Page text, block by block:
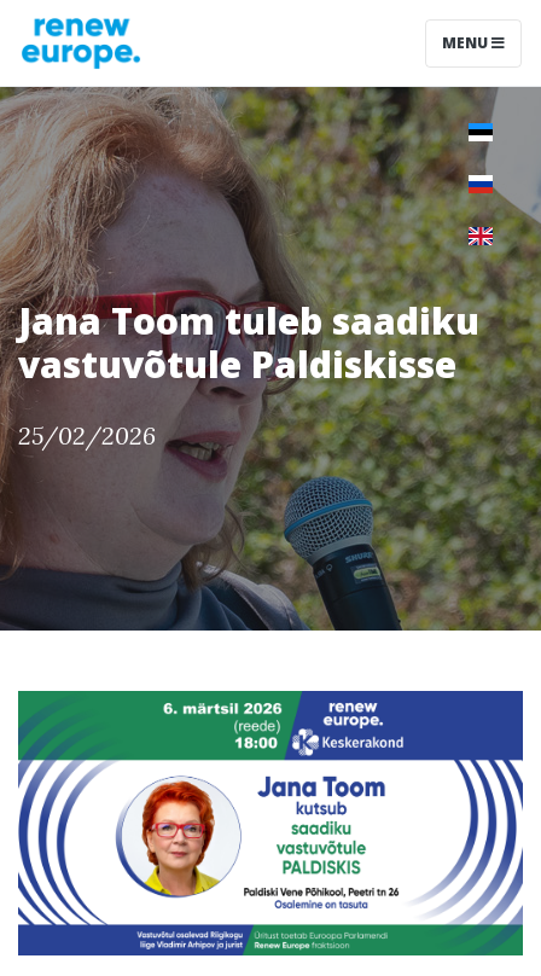
MENU
Jana Toom tuleb saadiku
vastuvõtule Paldiskisse
25/02/2026